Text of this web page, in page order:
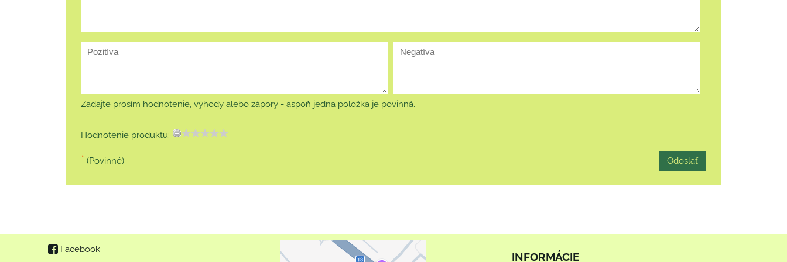
Zadajte prosím hodnotenie, výhody alebo zápory - aspoň jedna položka je povinná.
Hodnotenie produktu:
* (Povinné) Odoslať
Facebook
INFORMÁCIE